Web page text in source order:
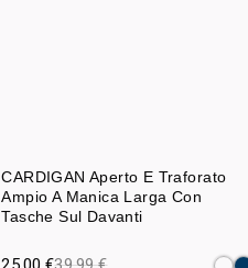
CARDIGAN Aperto E Traforato
Ampio A Manica Larga Con
Tasche Sul Davanti